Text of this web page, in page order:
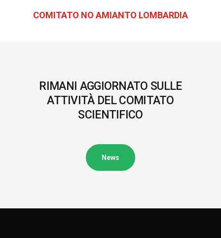
COMITATO NO AMIANTO LOMBARDIA
RIMANI AGGIORNATO SULLE
ATTIVITÀ DEL COMITATO
SCIENTIFICO
News